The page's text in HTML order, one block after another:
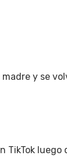
y se
luego